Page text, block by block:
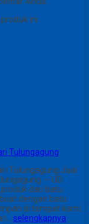
ini.
Tulungagung
Tulungagung Jual
– UD.
dari batu
dengan batu
di tempat kami.
selengkapnya